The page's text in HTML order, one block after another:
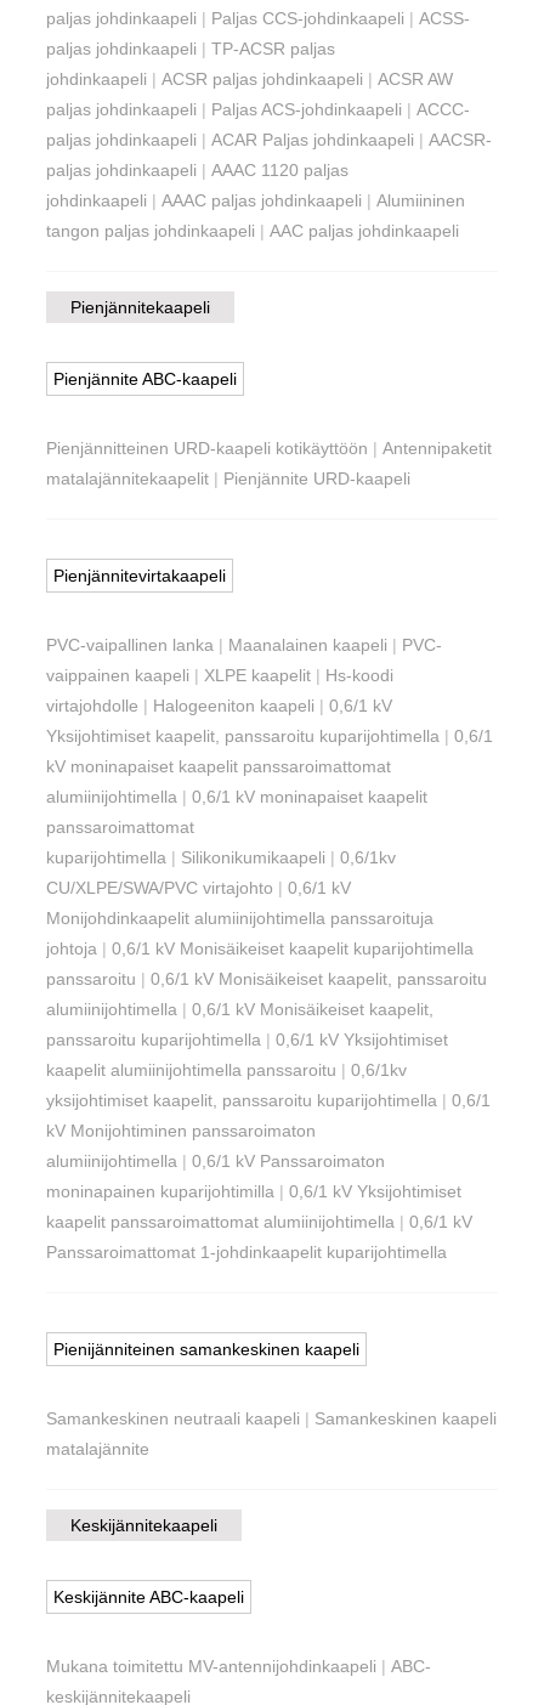
paljas johdinkaapeli | Paljas CCS-johdinkaapeli |ACSS-
paljas johdinkaapeli |TP-ACSR paljas
johdinkaapeli |ACSR paljas johdinkaapeli |ACSR AW
paljas johdinkaapeli | Paljas ACS-johdinkaapeli |ACCC-
paljas johdinkaapeli |ACAR Paljas johdinkaapeli |AACSR-
paljas johdinkaapeli |AAAC 1120 paljas
johdinkaapeli |AAAC paljas johdinkaapeli |Alumiininen
tangon paljas johdinkaapeli |AAC paljas johdinkaapeli
Pienjännitekaapeli
Pienjännite ABC-kaapeli
Pienjännitteinen URD-kaapeli kotikäyttöön |Antennipaketit
matalajännitekaapelit | Pienjännite URD-kaapeli
Pienjännitevirtakaapeli
PVC-vaipallinen lanka | Maanalainen kaapeli | PVC-
vaippainen kaapeli |XLPE kaapelit | Hs-koodi
virtajohdolle | Halogeeniton kaapeli |0,6/1 kV
Yksijohtimiset kaapelit, panssaroitu kuparijohtimella |0,6/1
kV moninapaiset kaapelit panssaroimattomat
alumiinijohtimella |0,6/1 kV moninapaiset kaapelit
panssaroimattomat
kuparijohtimella | Silikonikumikaapeli |0,6/1kv
CU/XLPE/SWA/PVC virtajohto |0,6/1 kV
Monijohdinkaapelit alumiinijohtimella panssaroituja
johtoja |0,6/1 kV Monisäikeiset kaapelit kuparijohtimella
panssaroitu |0,6/1 kV Monisäikeiset kaapelit, panssaroitu
alumiinijohtimella |0,6/1 kV Monisäikeiset kaapelit,
panssaroitu kuparijohtimella |0,6/1 kV Yksijohtimiset
kaapelit alumiinijohtimella panssaroitu |0,6/1kv
yksijohtimiset kaapelit, panssaroitu kuparijohtimella |0,6/1
kV Monijohtiminen panssaroimaton
alumiinijohtimella |0,6/1 kV Panssaroimaton
moninapainen kuparijohtimilla |0,6/1 kV Yksijohtimiset
kaapelit panssaroimattomat alumiinijohtimella |0,6/1 kV
Panssaroimattomat 1-johdinkaapelit kuparijohtimella
Pienijänniteinen samankeskinen kaapeli
Samankeskinen neutraali kaapeli | Samankeskinen kaapeli
matalajännite
Keskijännitekaapeli
Keskijännite ABC-kaapeli
Mukana toimitettu MV-antennijohdinkaapeli |ABC-
keskijännitekaapeli